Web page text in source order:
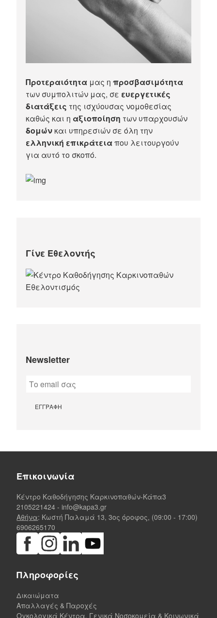
Προτεραιότητα μας ηπροσβασιμότητα
των συμπολιτών μας, σε ευεργετικές
διατάξεις της ισχύουσας νομοθεσίας
καθώς και η αξιοποίηση των υπαρχουσών
δομών και υπηρεσιών σε όλη την
ελληνική επικράτειαπου λειτουργούν
για αυτό το σκοπό.​
Γίνε Εθελοντής
Newsletter
Επικοινωνία
Κέντρο Καθοδήγησης Καρκινοπαθών-Κάπα3
2105221424 - info@kapa3.gr
Αθήνα: Κωστή Παλαμά 13, 3ος όροφος, (09:00 - 17:00)
6906265170
Πληροφορίες
Δικαιώματα
Απαλλαγές & Παροχές
Ογκολογικά Κέντρα, Γενικά Νοσοκομεία & Κοινωνικά